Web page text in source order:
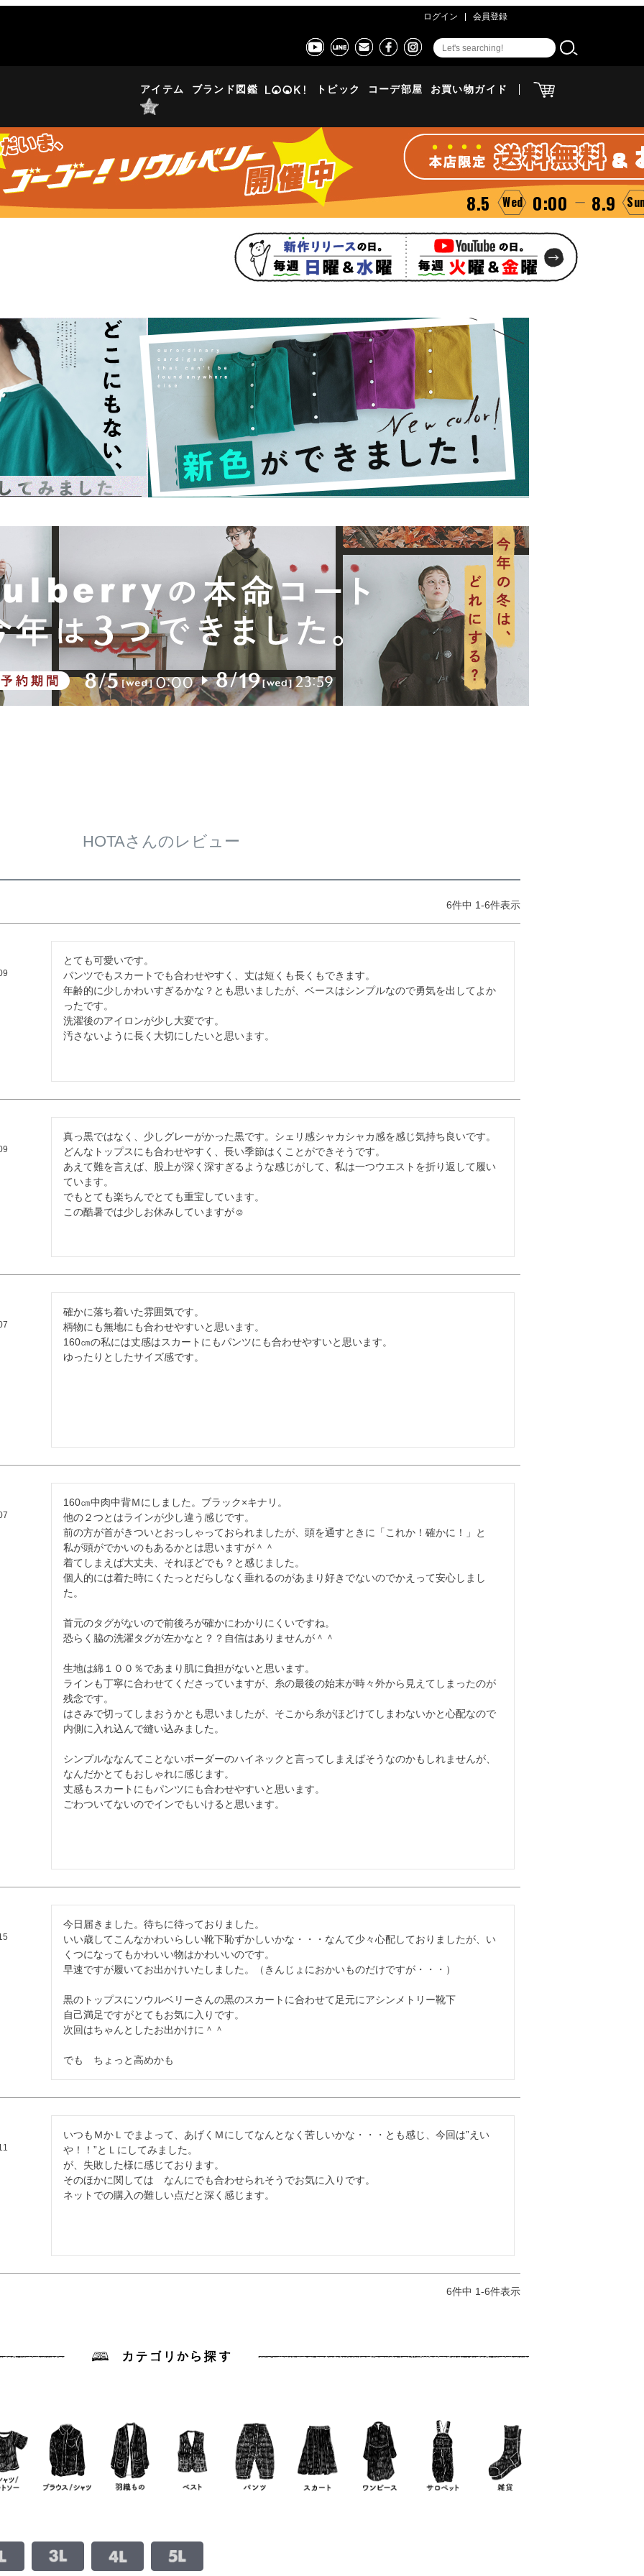
ログイン 会員登録
HOTAさんのレビュー
6件中 1-6件表示
とても可愛いです。
パンツでもスカートでも合わせやすく、丈は短くも長くもできます。
年齢的に少しかわいすぎるかな？とも思いましたが、ベースはシンプルなので勇気を出してよか
ったです。
洗濯後のアイロンが少し大変です。
汚さないように長く大切にしたいと思います。
真っ黒ではなく、少しグレーがかった黒です。シェリ感シャカシャカ感を感じ気持ち良いです。
どんなトップスにも合わせやすく、長い季節はくことができそうです。
あえて難を言えば、股上が深く深すぎるような感じがして、私は一つウエストを折り返して履い
ています。
でもとても楽ちんでとても重宝しています。
この酷暑では少しお休みしていますが☺
確かに落ち着いた雰囲気です。
柄物にも無地にも合わせやすいと思います。
160㎝の私には丈感はスカートにもパンツにも合わせやすいと思います。
ゆったりとしたサイズ感です。
160㎝中肉中背Ｍにしました。ブラック×キナリ。
他の２つとはラインが少し違う感じです。
前の方が首がきついとおっしゃっておられましたが、頭を通すときに「これか！確かに！」と
私が頭がでかいのもあるかとは思いますが＾＾
着てしまえば大丈夫、それほどでも？と感じました。
個人的には着た時にくたっとだらしなく垂れるのがあまり好きでないのでかえって安心しまし
た。
首元のタグがないので前後ろが確かにわかりにくいですね。
恐らく脇の洗濯タグが左かなと？？自信はありませんが＾＾
生地は綿１００％であまり肌に負担がないと思います。
ラインも丁寧に合わせてくださっていますが、糸の最後の始末が時々外から見えてしまったのが
残念です。
はさみで切ってしまおうかとも思いましたが、そこから糸がほどけてしまわないかと心配なので
内側に入れ込んで縫い込みました。
シンプルななんてことないボーダーのハイネックと言ってしまえばそうなのかもしれませんが、
なんだかとてもおしゃれに感じます。
丈感もスカートにもパンツにも合わせやすいと思います。
ごわついてないのでインでもいけると思います。
今日届きました。待ちに待っておりました。
いい歳してこんなかわいらしい靴下恥ずかしいかな・・・なんて少々心配しておりましたが、い
くつになってもかわいい物はかわいいのです。
早速ですが履いてお出かけいたしました。（きんじょにおかいものだけですが・・・）
黒のトップスにソウルベリーさんの黒のスカートに合わせて足元にアシンメトリー靴下
自己満足ですがとてもお気に入りです。
次回はちゃんとしたお出かけに＾＾
でも　ちょっと高めかも
いつもＭかＬでまよって、あげくＭにしてなんとなく苦しいかな・・・とも感じ、今回は”えい
や！！”とＬにしてみました。
が、失敗した様に感じております。
そのほかに関しては　なんにでも合わせられそうでお気に入りです。
ネットでの購入の難しい点だと深く感じます。
6件中 1-6件表示